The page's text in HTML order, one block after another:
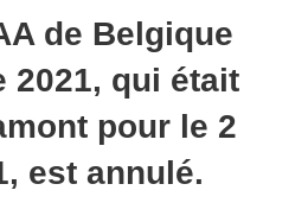
de Belgique
2021, qui était
pour le 2
est annulé.